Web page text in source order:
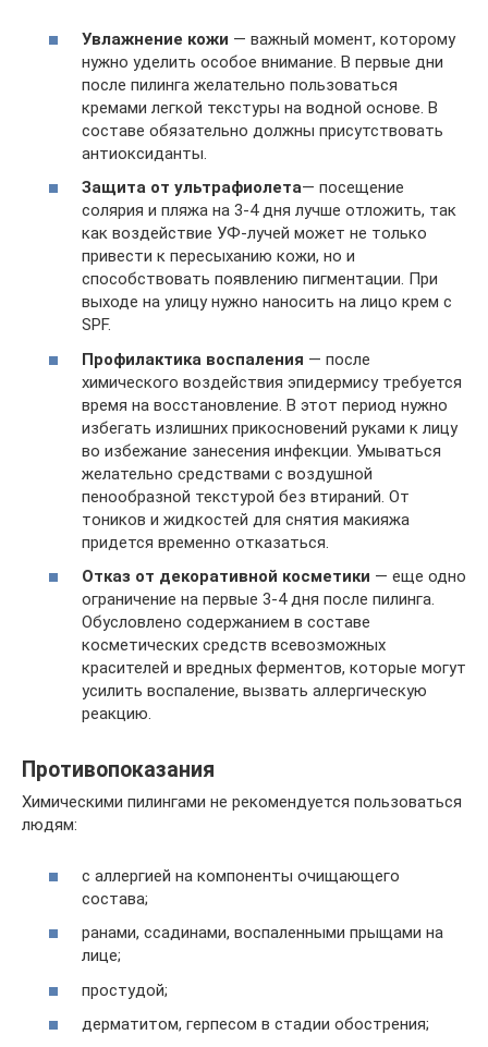
Увлажнение кожи — важный момент, которому
нужно уделить особое внимание. В первые дни
после пилинга желательно пользоваться
кремами легкой текстуры на водной основе. В
составе обязательно должны присутствовать
антиоксиданты.
Защита от ультрафиолета— посещение
солярия и пляжа на 3-4 дня лучше отложить, так
как воздействие УФ-лучей может не только
привести к пересыханию кожи, но и
способствовать появлению пигментации. При
выходе на улицу нужно наносить на лицо крем с
SPF.
Профилактика воспаления — после
химического воздействия эпидермису требуется
время на восстановление. В этот период нужно
избегать излишних прикосновений руками к лицу
во избежание занесения инфекции. Умываться
желательно средствами с воздушной
пенообразной текстурой без втираний. От
тоников и жидкостей для снятия макияжа
придется временно отказаться.
Отказ от декоративной косметики — еще одно
ограничение на первые 3-4 дня после пилинга.
Обусловлено содержанием в составе
косметических средств всевозможных
красителей и вредных ферментов, которые могут
усилить воспаление, вызвать аллергическую
реакцию.
Противопоказания
Химическими пилингами не рекомендуется пользоваться
людям:
с аллергией на компоненты очищающего
состава;
ранами, ссадинами, воспаленными прыщами на
лице;
простудой;
дерматитом, герпесом в стадии обострения;